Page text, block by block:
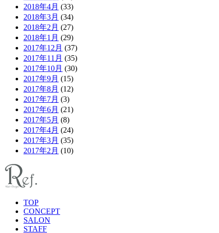
2018年4月 (33)
2018年3月 (34)
2018年2月 (27)
2018年1月 (29)
2017年12月 (37)
2017年11月 (35)
2017年10月 (30)
2017年9月 (15)
2017年8月 (12)
2017年7月 (3)
2017年6月 (21)
2017年5月 (8)
2017年4月 (24)
2017年3月 (35)
2017年2月 (10)
TOP
CONCEPT
SALON
STAFF